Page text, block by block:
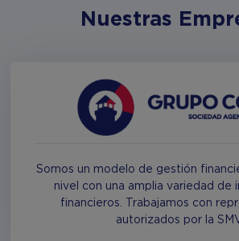
Nuestras
Somos un modelo de gestión
nivel con una amplia variedad de
financieros. Trabajamos con
autorizados por la